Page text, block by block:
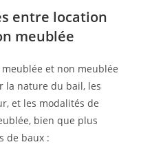
entre location
meublée
et non meublée
la nature du bail, les
et les modalités de
bien que plus
de baux :